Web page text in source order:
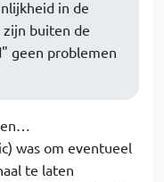
in de
zijn buiten de
geen problemen
was om eventueel
te laten